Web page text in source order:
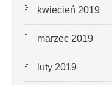
kwiecień 2019
marzec 2019
luty 2019